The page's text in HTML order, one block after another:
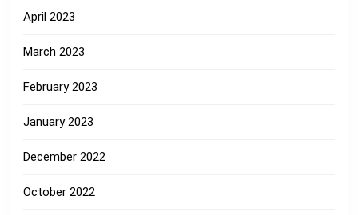
April 2023
March 2023
February 2023
January 2023
December 2022
October 2022